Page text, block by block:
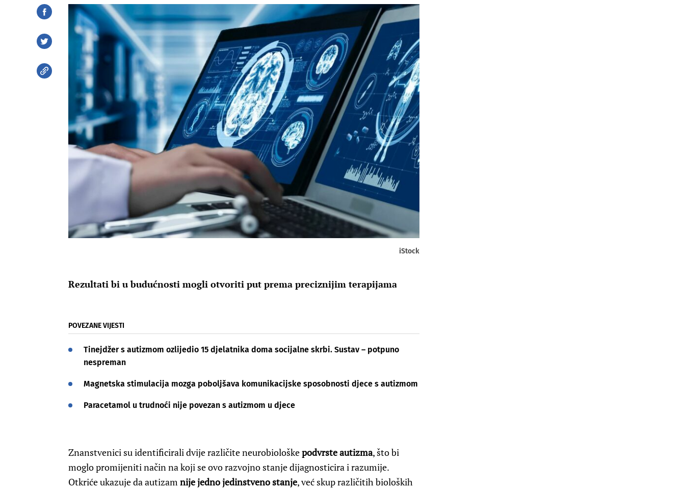
iStock
Rezultati bi u budućnosti mogli otvoriti put prema preciznijim terapijama
POVEZANE VIJESTI
Tinejdžer s autizmom ozlijedio 15 djelatnika doma socijalne skrbi. Sustav – potpuno
nespreman
Magnetska stimulacija mozga poboljšava komunikacijske sposobnosti djece s autizmom
Paracetamol u trudnoći nije povezan s autizmom u djece
Znanstvenici su identificirali dvije različite neurobiološkepodvrste autizma, što bi
moglo promijeniti način na koji se ovo razvojno stanje dijagnosticira i razumije.
Otkriće ukazuje da autizamnije jedno jedinstveno stanje, već skup različitih bioloških